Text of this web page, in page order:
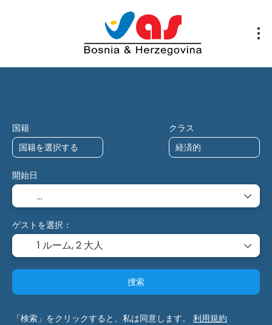
国籍 クラス
開始日
ゲストを選択：
1 ルーム,2 大人
捜索
「検索」をクリックすると、私は同意します。 利用規約